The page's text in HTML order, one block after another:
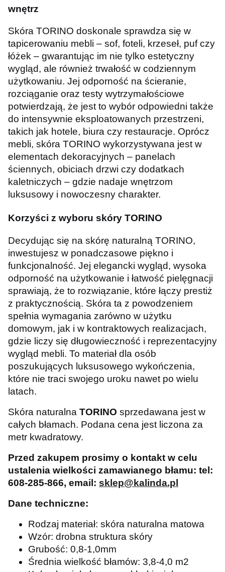
wnętrz
Skóra TORINO doskonale sprawdza się w
tapicerowaniu mebli – sof, foteli, krzeseł, puf czy
łóżek – gwarantując im nie tylko estetyczny
wygląd, ale również trwałość w codziennym
użytkowaniu. Jej odporność na ścieranie,
rozciąganie oraz testy wytrzymałościowe
potwierdzają, że jest to wybór odpowiedni także
do intensywnie eksploatowanych przestrzeni,
takich jak hotele, biura czy restauracje. Oprócz
mebli, skóra TORINO wykorzystywana jest w
elementach dekoracyjnych – panelach
ściennych, obiciach drzwi czy dodatkach
kaletniczych – gdzie nadaje wnętrzom
luksusowy i nowoczesny charakter.
Korzyści z wyboru skóry TORINO
Decydując się na skórę naturalną TORINO,
inwestujesz w ponadczasowe piękno i
funkcjonalność. Jej elegancki wygląd, wysoka
odporność na użytkowanie i łatwość pielęgnacji
sprawiają, że to rozwiązanie, które łączy prestiż
z praktycznością. Skóra ta z powodzeniem
spełnia wymagania zarówno w użytku
domowym, jak i w kontraktowych realizacjach,
gdzie liczy się długowieczność i reprezentacyjny
wygląd mebli. To materiał dla osób
poszukujących luksusowego wykończenia,
które nie traci swojego uroku nawet po wielu
latach.
Skóra naturalna TORINO sprzedawana jest w
całych błamach. Podana cena jest liczona za
metr kwadratowy.
Przed zakupem prosimy o kontakt w celu
ustalenia wielkości zamawianego błamu: tel:
608-285-866, email: sklep@kalinda.pl
Dane techniczne:
Rodzaj materiał: skóra naturalna matowa
Wzór: drobna struktura skóry
Grubość: 0,8-1,0mm
Średnia wielkość błamów: 3,8-4,0 m2